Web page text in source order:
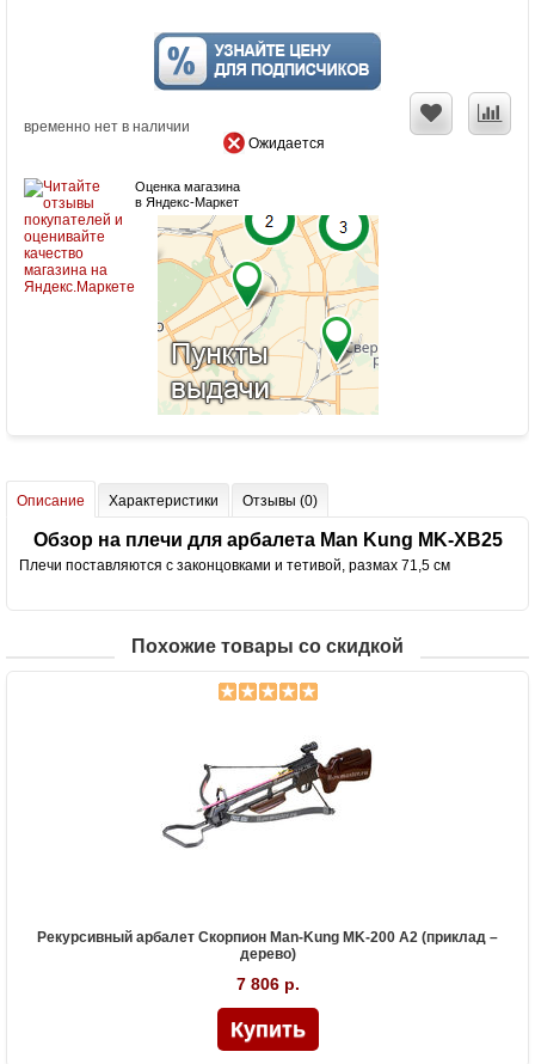
временно нет в наличии
Ожидается
Оценка магазина
в Яндекс-Маркет
Описание Характеристики Отзывы (0)
Обзор на плечи для арбалета Man Kung MK-XB25
Плечи поставляются с законцовками и тетивой, размах 71,5 см
Похожие товары со скидкой
Рекурсивный арбалет Скорпион Man-Kung MK-200 A2 (приклад –
дерево)
7 806 р.